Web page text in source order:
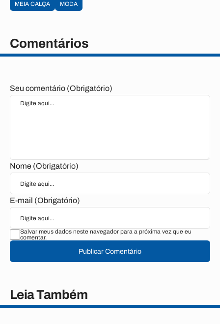
MEIA CALÇA MODA
Comentários
Seu comentário (Obrigatório)
Nome (Obrigatório)
E-mail (Obrigatório)
Salvar meus dados neste navegador para a próxima vez que eu
comentar.
Publicar Comentário
Leia Também